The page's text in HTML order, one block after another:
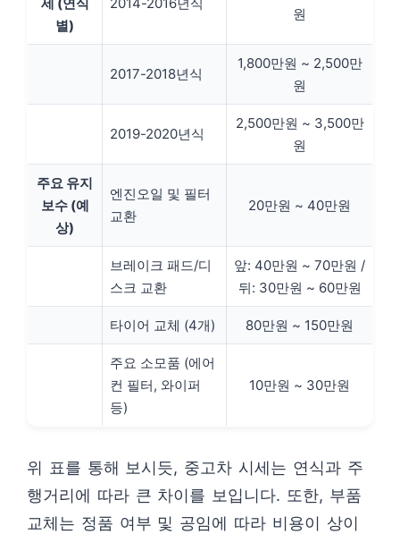
세 (연식
별)
2014-2016년식
원
2017-2018년식
1,800만원 ~ 2,500만
원
2019-2020년식
2,500만원 ~ 3,500만
원
주요 유지
보수 (예
상)
엔진오일 및 필터
교환
20만원 ~ 40만원
브레이크 패드/디
스크 교환
앞: 40만원 ~ 70만원 /
뒤: 30만원 ~ 60만원
타이어 교체 (4개) 80만원 ~ 150만원
주요 소모품 (에어
컨 필터, 와이퍼
등)
10만원 ~ 30만원
위 표를 통해 보시듯, 중고차 시세는 연식과 주
행거리에 따라 큰 차이를 보입니다. 또한, 부품
교체는 정품 여부 및 공임에 따라 비용이 상이